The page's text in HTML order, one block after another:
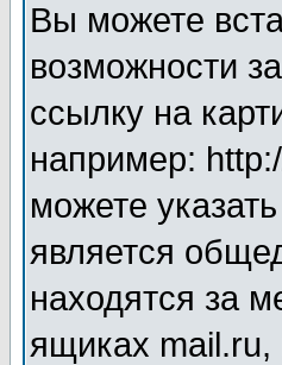
Вы можете
возможности
ссылку на
например:
можете
является
находятся за
ящиках